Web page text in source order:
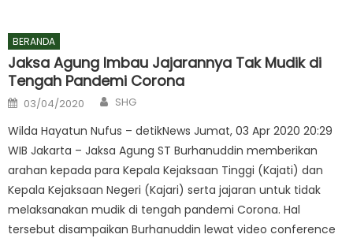
BERANDA
Jaksa Agung Imbau Jajarannya Tak Mudik di
Tengah Pandemi Corona
Posted
on
03/04/2020 Author
SHG
Wilda Hayatun Nufus – detikNews Jumat, 03 Apr 2020 20:29
WIB Jakarta – Jaksa Agung ST Burhanuddin memberikan
arahan kepada para Kepala Kejaksaan Tinggi (Kajati) dan
Kepala Kejaksaan Negeri (Kajari) serta jajaran untuk tidak
melaksanakan mudik di tengah pandemi Corona. Hal
tersebut disampaikan Burhanuddin lewat video conference